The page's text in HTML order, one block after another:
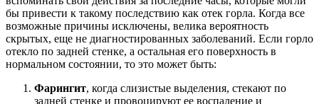
бы привести к такому последствию как отек горла. Когда все
возможные причины исключены, велика вероятность
скрытых, еще не диагностированных заболеваний. Если горло
отекло по задней стенке, а остальная его поверхность в
нормальном состоянии, то это может быть:
Фарингит, когда слизистые выделения, стекают по
задней стенке и провоцируют ее воспаление и